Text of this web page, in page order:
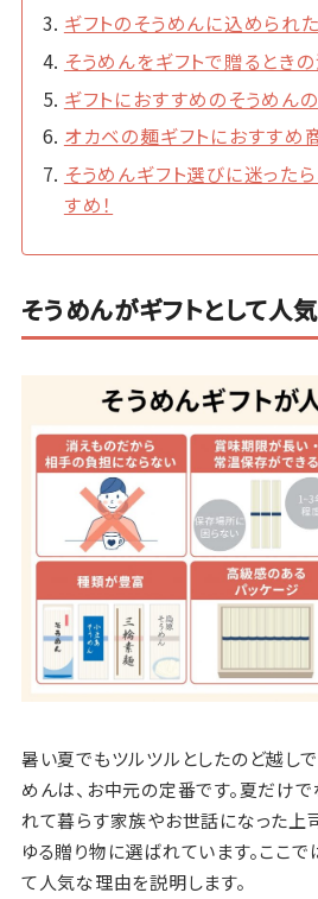
ギフトのそうめんに込められ
そうめんをギフトで贈るとき
ギフトにおすすめのそうめん
オカベの麺ギフトにおすすめ
そうめんギフト選びに迷った
すめ！
そうめんがギフトとして人
暑い夏でもツルツルとしたのど越し
めんは、お中元の定番です。夏だけ
れて暮らす家族やお世話になった上
ゆる贈り物に選ばれています。ここで
て人気な理由を説明します。